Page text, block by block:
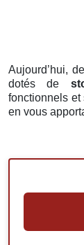
Aujourd’hui,
dotés de
fonctionnels et
en vous